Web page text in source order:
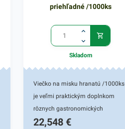
priehľadné /1000ks
Skladom
Viečko na misku hranatú /1000ks
je veľmi praktickým doplnkom
rôznych gastronomických
reštaurácií a iných potravinových
22,548 €